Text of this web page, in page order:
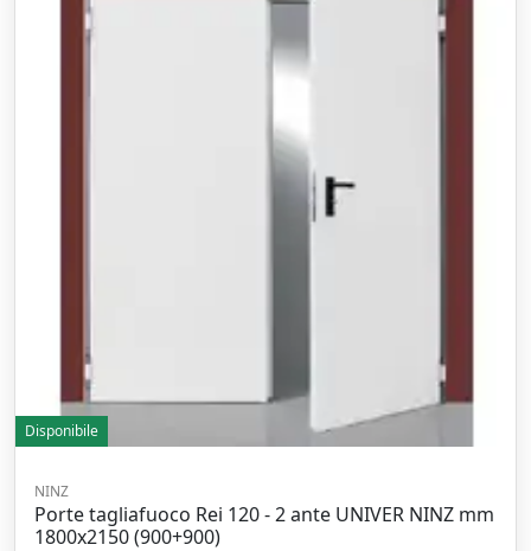
Disponibile
NINZ
Porte tagliafuoco Rei 120 - 2 ante UNIVER NINZ mm
1800x2150 (900+900)